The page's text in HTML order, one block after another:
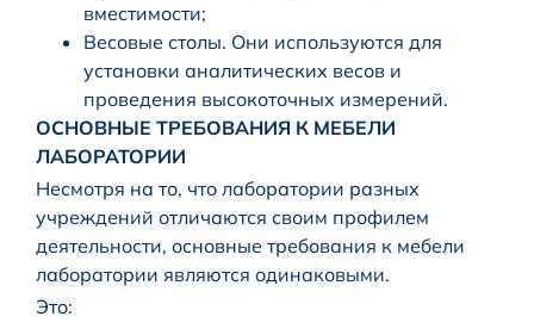
вместимости;
Весовые столы. Они используются для
установки аналитических весов и
проведения высокоточных измерений.
ОСНОВНЫЕ ТРЕБОВАНИЯ К МЕБЕЛИ
ЛАБОРАТОРИИ
Несмотря на то, что лаборатории разных
учреждений отличаются своим профилем
деятельности, основные требования к мебели
лаборатории являются одинаковыми.
Это: